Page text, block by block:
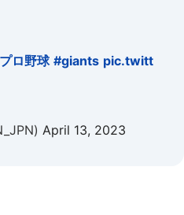
ロ野球 #giants pic.twitt
April 13, 2023